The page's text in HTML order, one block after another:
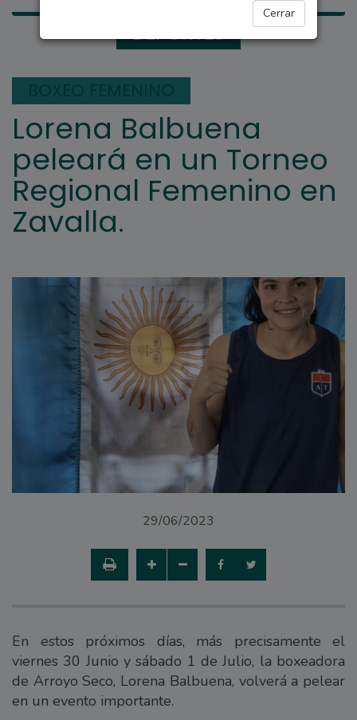
Cerrar
DEPORTES
Lorena Balbuena
peleará en un Torneo
Regional Femenino en
Zavalla.
29/06/2023
En estos próximos días, más precisamente el
viernes 30 Junio y sábado 1 de Julio, la boxeadora
de Arroyo Seco, Lorena Balbuena, volverá a pelear
en un evento importante.